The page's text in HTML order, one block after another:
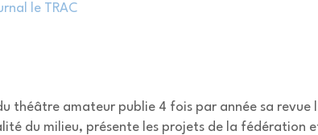
le TRAC
théâtre amateur publie 4 fois par année sa
du milieu, présente les projets de la fédération